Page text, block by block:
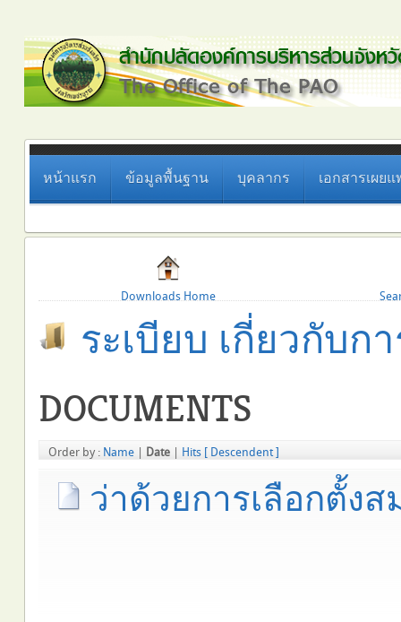
หน้าแรก ข้อมูลพื้นฐาน บุคลากร เอกสารเผยแ
Downloads Home
ระเบียบ เกี่ยวกับก
DOCUMENTS
Order by : Name Date Hits [ Descendent ]
ว่าด้วยการเลือกตั้ง